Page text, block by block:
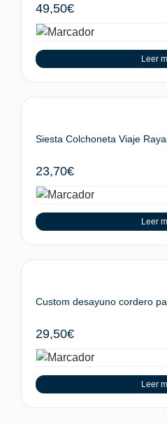
49,50€
Leer
Siesta Colchoneta Viaje
23,70€
Leer
Custom desayuno cordero
29,50€
Leer